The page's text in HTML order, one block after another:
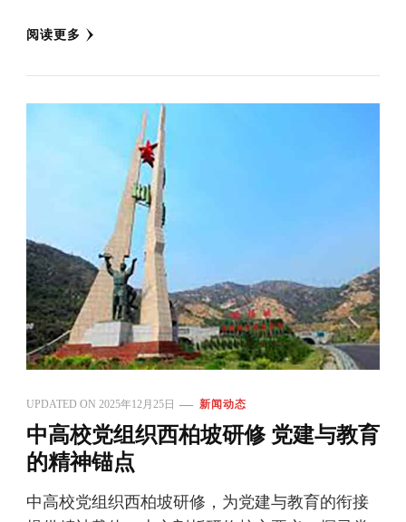
阅读更多
UPDATED ON 2025年12月25日 新闻动态
中高校党组织西柏坡研修 党建与教育
的精神锚点
中高校党组织西柏坡研修，为党建与教育的衔接